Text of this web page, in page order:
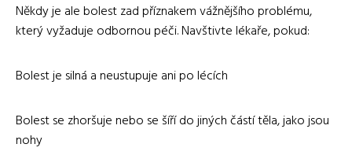
Někdy je ale bolest zad příznakem vážnějšího problému,
který vyžaduje odbornou péči. Navštivte lékaře, pokud:
Bolest je silná a neustupuje ani po lécích
Bolest se zhoršuje nebo se šíří do jiných částí těla, jako jsou
nohy